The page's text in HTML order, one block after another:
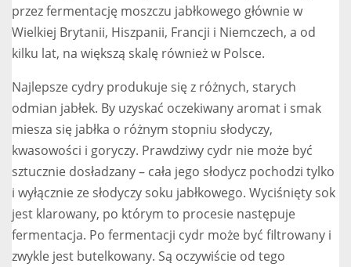
przez fermentację moszczu jabłkowego głównie w
Wielkiej Brytanii, Hiszpanii, Francji i Niemczech, a od
kilku lat, na większą skalę również w Polsce.
Najlepsze cydry produkuje się z różnych, starych
odmian jabłek. By uzyskać oczekiwany aromat i smak
miesza się jabłka o różnym stopniu słodyczy,
kwasowości i goryczy. Prawdziwy cydr nie może być
sztucznie dosładzany – cała jego słodycz pochodzi tylko
i wyłącznie ze słodyczy soku jabłkowego. Wyciśnięty sok
jest klarowany, po którym to procesie następuje
fermentacja. Po fermentacji cydr może być filtrowany i
zwykle jest butelkowany. Są oczywiście od tego